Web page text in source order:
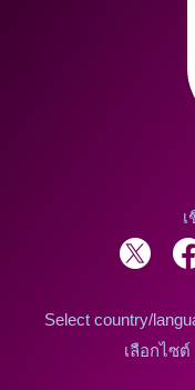
Select country/
เลือกไซต์